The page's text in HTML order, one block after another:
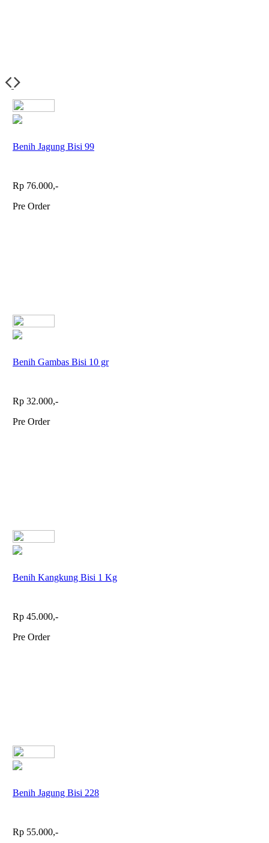
Benih Jagung Bisi 99
Rp 76.000,-
Pre Order
Benih Gambas Bisi 10 gr
Rp 32.000,-
Pre Order
Benih Kangkung Bisi 1 Kg
Rp 45.000,-
Pre Order
Benih Jagung Bisi 228
Rp 55.000,-